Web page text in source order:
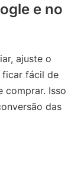
e no
ajuste o
ficar fácil de
comprar. Isso
das